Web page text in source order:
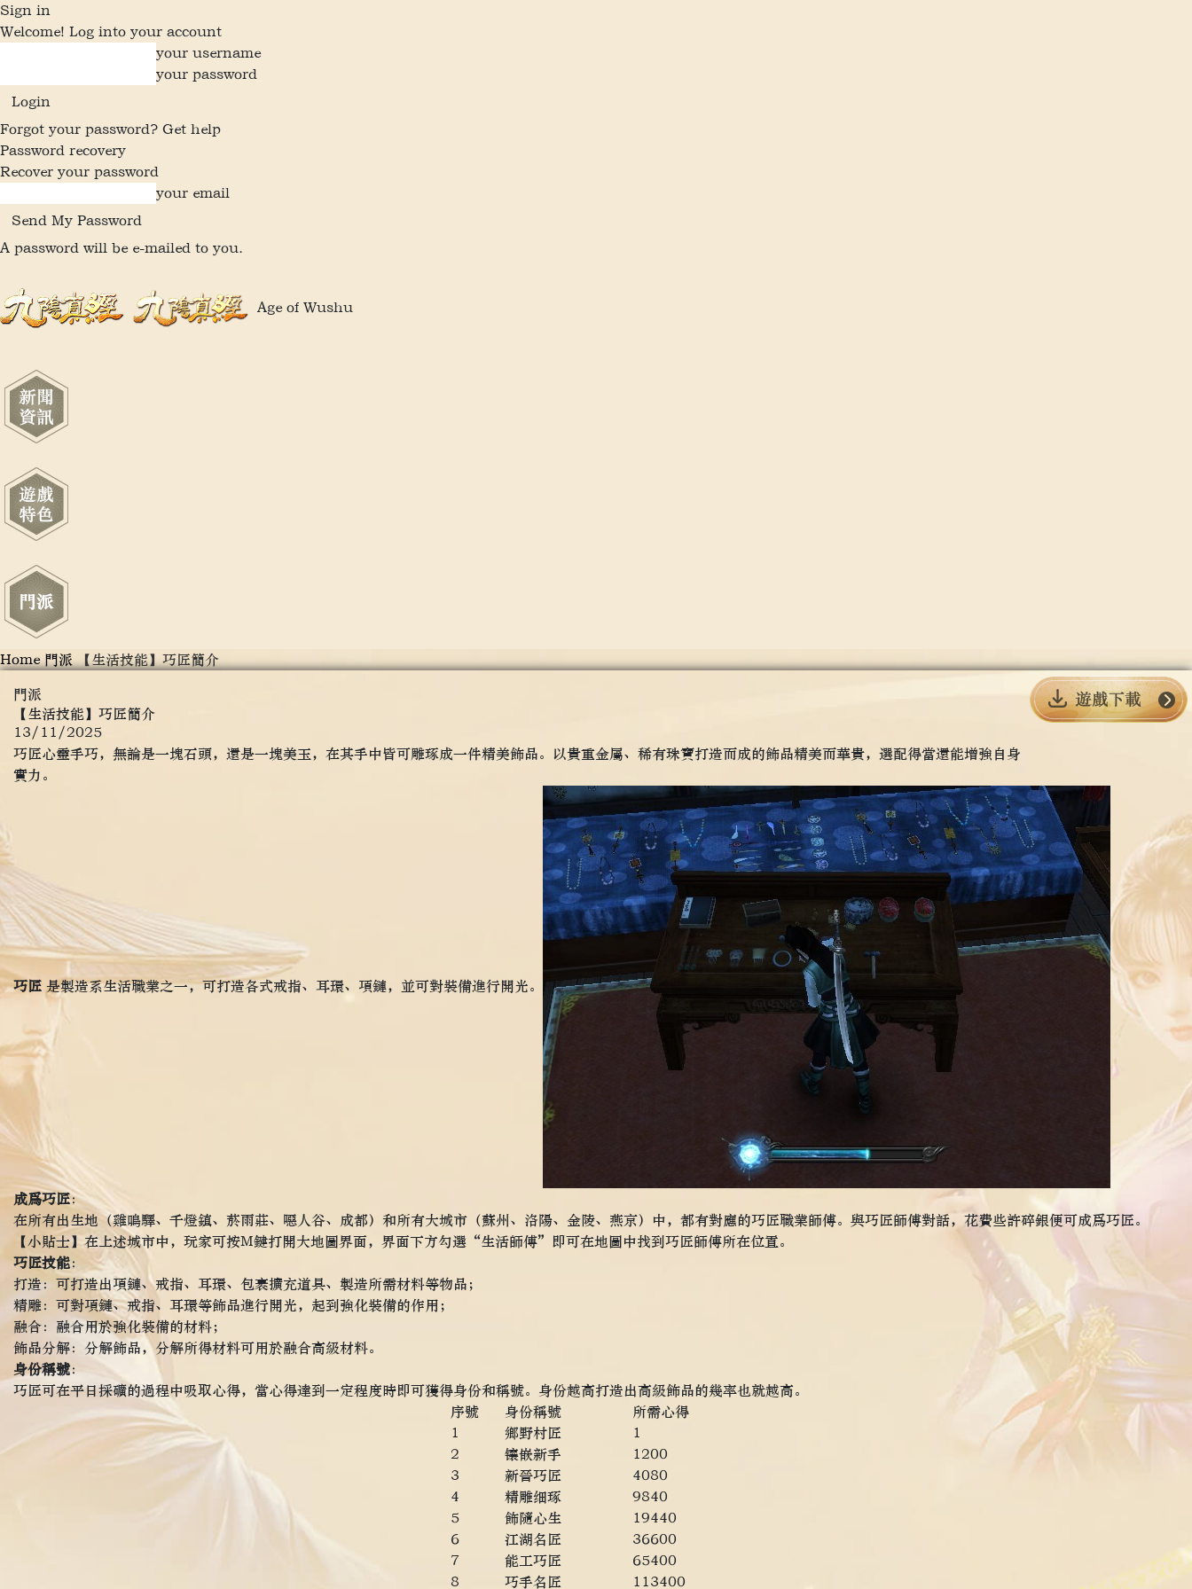
Sign in
Welcome! Log into your account
your username
your password
Forgot your password? Get help
Password recovery
Recover your password
your email
A password will be e-mailed to you.
Age of Wushu
Home 門派
【生活技能】巧匠簡介
門派
【生活技能】巧匠簡介
13/11/2025
巧匠心靈手巧，無論是一塊石頭，還是一塊美玉，在其手中皆可雕琢成一件精美飾品。以貴重金屬、稀有珠寶打造而成的飾品精美而華貴，選配得當還能增強自身
實力。
巧匠 是製造系生活職業之一，可打造各式戒指、耳環、項鏈，並可對裝備進行開光。
成爲巧匠：
在所有出生地（雞鳴驛、千燈鎮、菸雨莊、噁人谷、成都）和所有大城市（蘇州、洛陽、金陵、燕京）中，都有對應的巧匠職業師傅。與巧匠師傅對話，花費些許碎銀便可成爲巧匠。
【小貼士】在上述城市中，玩家可按M鍵打開大地圖界面，界面下方勾選“生活師傅”即可在地圖中找到巧匠師傅所在位置。
巧匠技能：
打造：可打造出項鏈、戒指、耳環、包裹擴充道具、製造所需材料等物品；
精雕：可對項鏈、戒指、耳環等飾品進行開光，起到強化裝備的作用；
融合：融合用於強化裝備的材料；
飾品分解：分解飾品，分解所得材料可用於融合高級材料。
身份稱號：
巧匠可在平日採礦的過程中吸取心得，當心得達到一定程度時即可獲得身份和稱號。身份越高打造出高級飾品的幾率也就越高。
序號
身份稱號
所需心得
1
鄉野村匠
1
2
镶嵌新手
1200
3
新晉巧匠
4080
4
精雕细琢
9840
5
飾隨心生
19440
6
江湖名匠
36600
7
能工巧匠
65400
8
巧手名匠 113400